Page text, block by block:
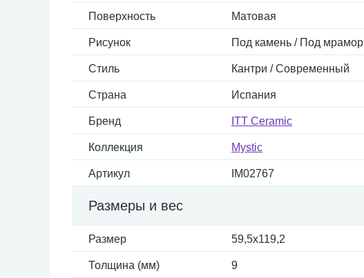
Поверхность Матовая
Рисунок Под камень / Под мрамор
Стиль Кантри / Современный
Страна Испания
Бренд ITT Ceramic
Коллекция Mystic
Артикул IM02767
Размеры и вес
Размер 59,5x119,2
Толщина (мм) 9